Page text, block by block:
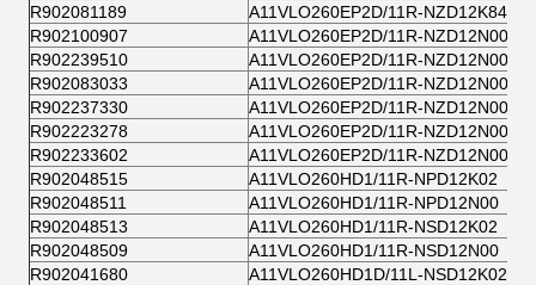
R902081189
A11VLO260EP2D/11R-NZD12K84H
R902100907
A11VLO260EP2D/11R-NZD12N00H
R902239510
A11VLO260EP2D/11R-NZD12N00H
R902083033
A11VLO260EP2D/11R-NZD12N00H-S
R902237330
A11VLO260EP2D/11R-NZD12N00H-S
R902223278
A11VLO260EP2D/11R-NZD12N00H-S
R902233602
A11VLO260EP2D/11R-NZD12N00H-S
R902048515
A11VLO260HD1/11R-NPD12K02
R902048511
A11VLO260HD1/11R-NPD12N00
R902048513
A11VLO260HD1/11R-NSD12K02
R902048509
A11VLO260HD1/11R-NSD12N00
R902041680
A11VLO260HD1D/11L-NSD12K02